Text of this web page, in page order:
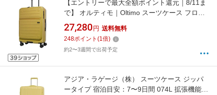
【エントリーで最大全額ポイント還元｜8/11ま
で】 オルティモ｜Oltimo スーツケース フロン
トオープン 約63L 旅行目安：5〜6泊 マスター
ド OT-0857-60N-MS [TSAロック搭載]
27,280 円 送料無料
248ポイント (1倍)
約2〜3週間で出荷予定
アジア・ラゲージ（株） スーツケース ジッパ
ータイプ 宿泊目安：7〜9日間 074L 拡張機能搭